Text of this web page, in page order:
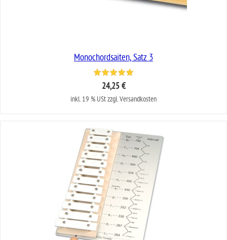
Monochordsaiten, Satz 3
24,25 €
inkl. 19 % USt zzgl. Versandkosten